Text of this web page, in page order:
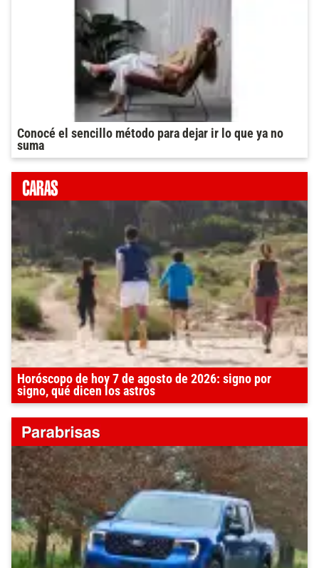
Conocé el sencillo método para dejar ir lo que ya no
suma
Horóscopo de hoy 7 de agosto de 2026: signo por
signo, qué dicen los astros